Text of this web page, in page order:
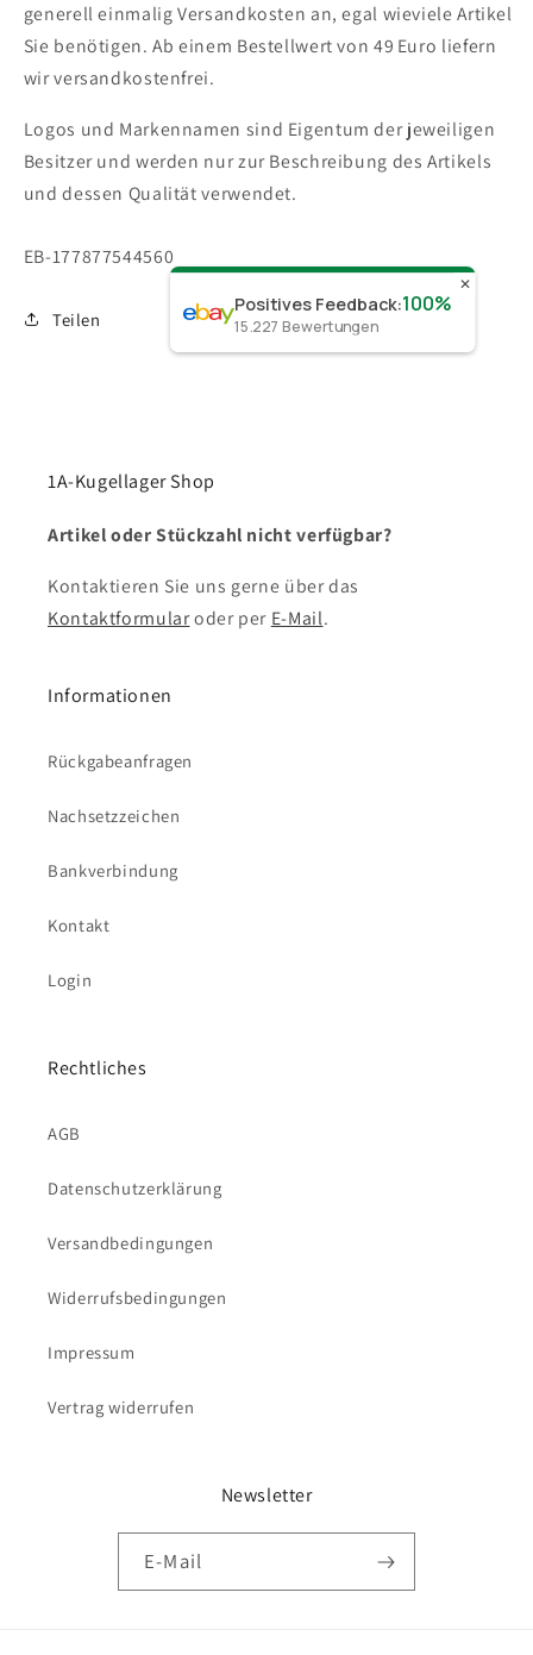
generell einmalig Versandkosten an, egal wieviele Artikel
Sie benötigen. Ab einem Bestellwert von 49 Euro liefern
wir versandkostenfrei.
Logos und Markennamen sind Eigentum der jeweiligen
Besitzer und werden nur zur Beschreibung des Artikels
und dessen Qualität verwendet.
SKU:
EB-177877544560
Teilen
✕
Positives Feedback:100%
15.227 Bewertungen
1A-Kugellager Shop
Artikel oder Stückzahl nicht verfügbar?
Kontaktieren Sie uns gerne über das
Kontaktformularoder per E-Mail.
Informationen
Rückgabeanfragen
Nachsetzzeichen
Bankverbindung
Kontakt
Login
Rechtliches
AGB
Datenschutzerklärung
Versandbedingungen
Widerrufsbedingungen
Impressum
Vertrag widerrufen
Newsletter
E-Mail